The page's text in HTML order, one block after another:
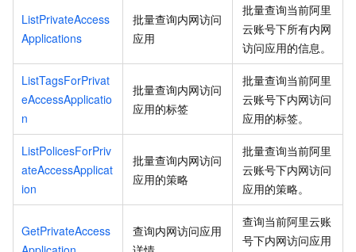
ListPrivateAccess
Applications
批量查询内网访问
应用
批量查询当前阿里
云账号下所有内网
访问应用的信息。
ListTagsForPrivat
eAccessApplicatio
n
批量查询内网访问
应用的标签
批量查询当前阿里
云账号下内网访问
应用的标签。
ListPolicesForPriv
ateAccessApplicat
ion
批量查询内网访问
应用的策略
批量查询当前阿里
云账号下内网访问
应用的策略。
GetPrivateAccess
查询内网访问应用
查询当前阿里云账
号下内网访问应用